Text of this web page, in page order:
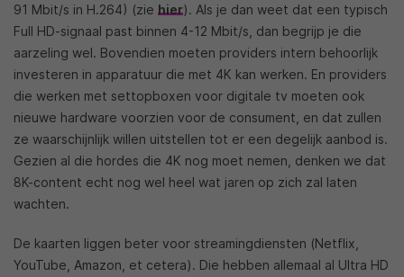
91 Mbit/s in H.264) (zie hier). Als je dan weet dat een typisch
Full HD-signaal past binnen 4-12 Mbit/s, dan begrijp je die
aarzeling wel. Bovendien moeten providers intern behoorlijk
investeren in apparatuur die met 4K kan werken. En providers
die werken met settopboxen voor digitale tv moeten ook
nieuwe hardware voorzien voor de consument, en dat zullen
ze waarschijnlijk willen uitstellen tot er een degelijk aanbod is.
Gezien al die hordes die 4K nog moet nemen, denken we dat
8K-content echt nog wel heel wat jaren op zich zal laten
wachten.
De kaarten liggen beter voor streamingdiensten (Netflix,
YouTube, Amazon, et cetera). Die hebben allemaal al Ultra HD